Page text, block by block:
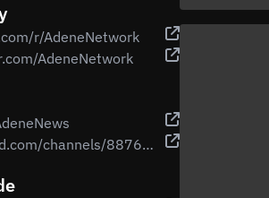
r/AdeneNetwork
AdeneNetwork
https://discord.com/channels/887652921649541120/887652922144456706